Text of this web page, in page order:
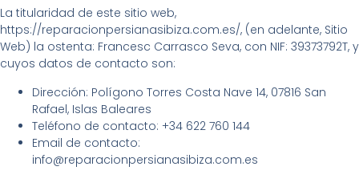
La titularidad de este sitio web,
https://reparacionpersianasibiza.com.es/, (en adelante, Sitio
Web) la ostenta: Francesc Carrasco Seva, con NIF: 39373792T, y
cuyos datos de contacto son:
Dirección: Polígono Torres Costa Nave 14, 07816 San
Rafael, Islas Baleares
Teléfono de contacto: +34 622 760 144
Email de contacto:
info@reparacionpersianasibiza.com.es